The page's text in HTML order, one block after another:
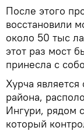
После этого
восстановили
около 50 тыс
этот раз мост
принесла с
Хурча
района,
Ингури, рядом
который